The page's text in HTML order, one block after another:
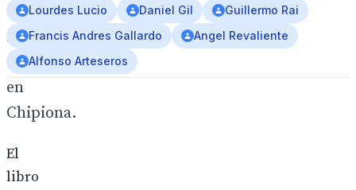
“el
25
agosto
en
Chipiona.
El
libro
Lourdes Lucio
Daniel Gil
Guillermo Rai
Francis Andres Gallardo
Angel Revaliente
Alfonso Arteseros